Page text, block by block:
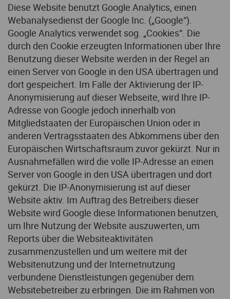
Diese Website benutzt Google Analytics, einen
Webanalysedienst der Google Inc. („Google“).
Google Analytics verwendet sog. „Cookies“. Die
durch den Cookie erzeugten Informationen über Ihre
Benutzung dieser Website werden in der Regel an
einen Server von Google in den USA übertragen und
dort gespeichert. Im Falle der Aktivierung der IP-
Anonymisierung auf dieser Webseite, wird Ihre IP-
Adresse von Google jedoch innerhalb von
Mitgliedstaaten der Europäischen Union oder in
anderen Vertragsstaaten des Abkommens über den
Europäischen Wirtschaftsraum zuvor gekürzt. Nur in
Ausnahmefällen wird die volle IP-Adresse an einen
Server von Google in den USA übertragen und dort
gekürzt. Die IP-Anonymisierung ist auf dieser
Website aktiv. Im Auftrag des Betreibers dieser
Website wird Google diese Informationen benutzen,
um Ihre Nutzung der Website auszuwerten, um
Reports über die Websiteaktivitäten
zusammenzustellen und um weitere mit der
Websitenutzung und der Internetnutzung
verbundene Dienstleistungen gegenüber dem
Websitebetreiber zu erbringen. Die im Rahmen von